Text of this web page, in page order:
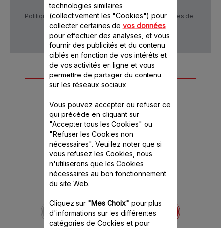
Politique de confidentialité
Conditions générales de
vente
Autre(s) accessoire(s)
652092
Transparent et gradué
Stock disponible.
technologies similaires
(collectivement les "Cookies") pour
collecter certaines de vos données
pour effectuer des analyses, et vous
fournir des publicités et du contenu
ciblés en fonction de vos intérêts et
de vos activités en ligne et vous
permettre de partager du contenu
sur les réseaux sociaux
Vous pouvez accepter ou refuser ce
qui précède en cliquant sur
"Accepter tous les Cookies" ou
"Refuser les Cookies non
nécessaires". Veuillez noter que si
vous refusez les Cookies, nous
n'utiliserons que les Cookies
nécessaires au bon fonctionnement
du site Web.
Cliquez sur "Mes Choix" pour plus
d'informations sur les différentes
catégories de Cookies et pour